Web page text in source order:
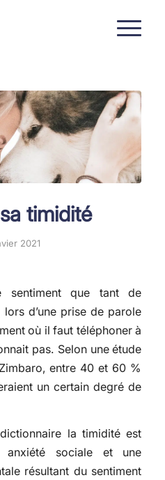
timidité
2021
que tant de
d’une prise de parole
où il faut téléphoner à
pas. Selon une étude
entre 40 et 60 %
un certain degré de
la timidité est
anxiété sociale et une
résultant du sentiment